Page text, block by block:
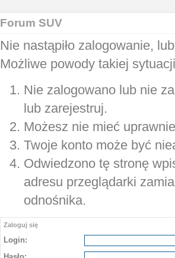
Forum SUV
Nie nastąpiło zalogowanie,
Możliwe powody takiej
Nie zalogowano lub nie
lub zarejestruj.
Możesz nie mieć
Twoje konto może być
Odwiedzono tę stronę
adresu przeglądarki
odnośnika.
Zaloguj się
Login: